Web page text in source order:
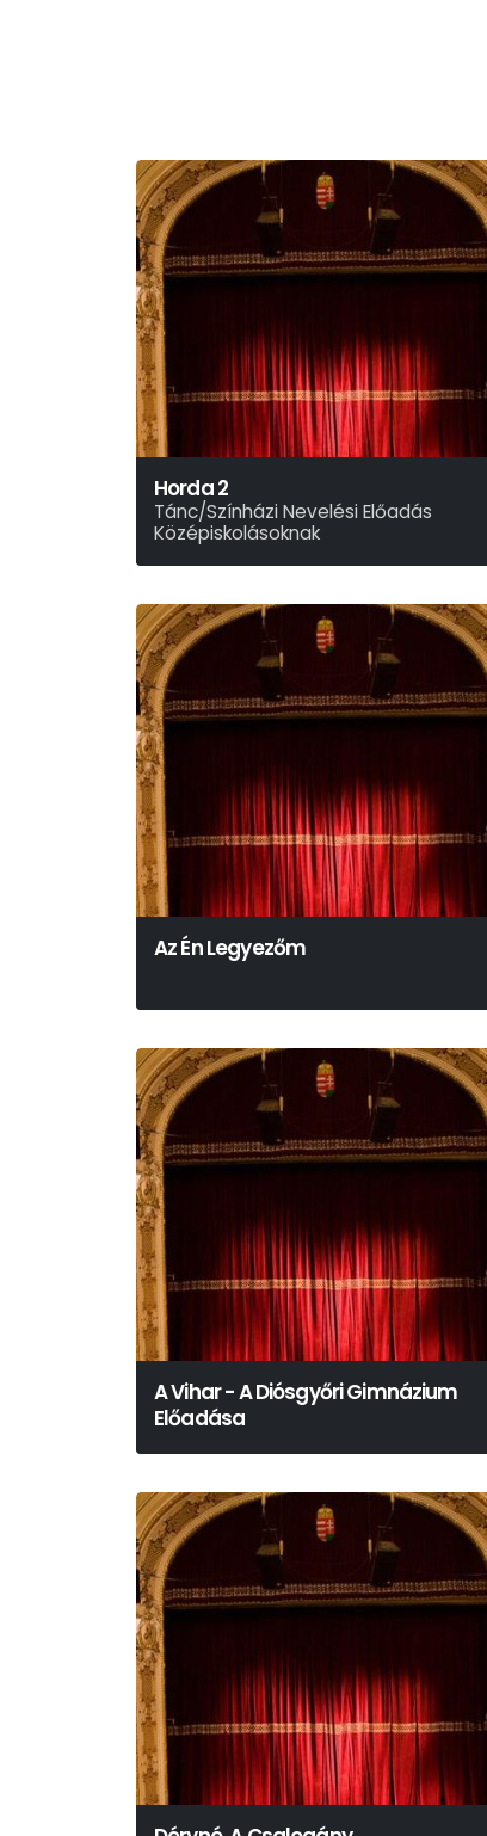
Horda 2
Tánc/Színházi Nevelési Előadás
Középiskolásoknak
Az Én Legyezőm
A Vihar - A Diósgyőri Gimnázium
Előadása